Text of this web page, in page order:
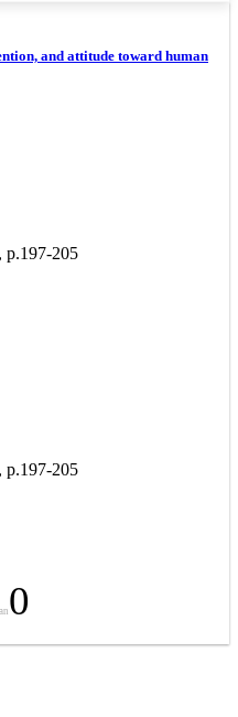
and attitude toward human
p.197-205
p.197-205
0